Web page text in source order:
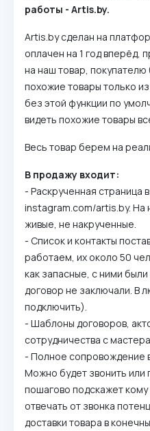
работы - Artis.by.
Artis.by сделан на
оплачен на 1 год вперёд,
на наш товар,
похожие товары только
без этой функции по
видеть похожие товары
Весь товар берем на
В продажу входит:
- Раскрученная страница
instagram.com/artis.by. На
живые, не накрученные.
- Список и контакты
работаем, их около 50
как запасные, с ними
договор не заключали. В
подключить).
- Шаблоны договоров,
сотрудничества с
- Полное сопровождение
Можно будет звонить или
пошагово подскажет кому
отвечать от звонка
доставки товара в